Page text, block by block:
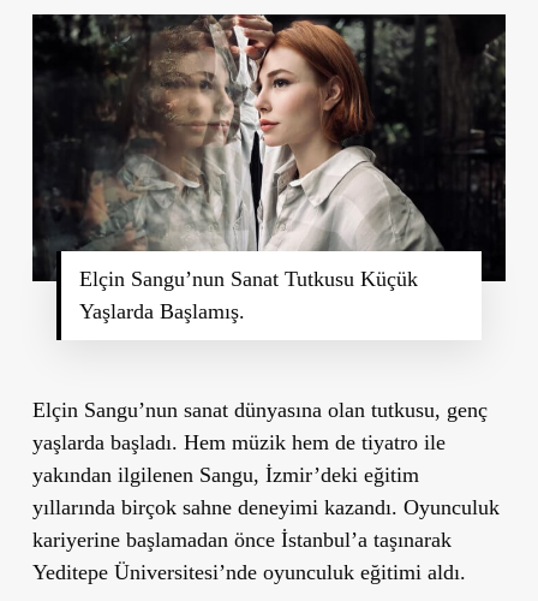
Elçin Sangu’nun Sanat Tutkusu Küçük
Yaşlarda Başlamış.
Elçin Sangu’nun sanat dünyasına olan tutkusu, genç
yaşlarda başladı. Hem müzik hem de tiyatro ile
yakından ilgilenen Sangu, İzmir’deki eğitim
yıllarında birçok sahne deneyimi kazandı. Oyunculuk
kariyerine başlamadan önce İstanbul’a taşınarak
Yeditepe Üniversitesi’nde oyunculuk eğitimi aldı.